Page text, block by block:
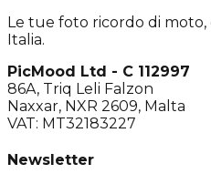
Le tue foto ricordo di moto,
Italia.
PicMood Ltd - C 112997
86A, Triq Leli Falzon
Naxxar, NXR 2609, Malta
VAT: MT32183227
Newsletter